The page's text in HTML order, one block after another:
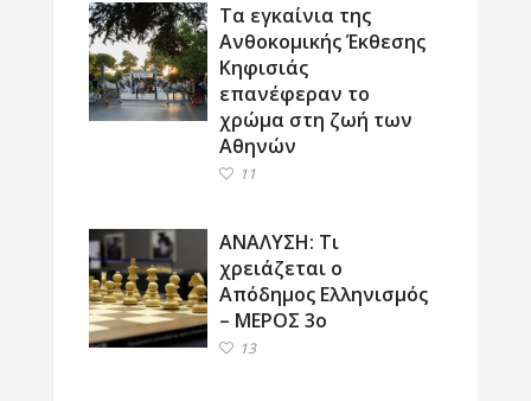
Τα εγκαίνια της
Ανθοκομικής Έκθεσης
Κηφισιάς
επανέφεραν το
χρώμα στη ζωή των
Αθηνών
11
ΑΝΑΛΥΣΗ: Τι
χρειάζεται ο
Απόδημος Ελληνισμός
– ΜΕΡΟΣ 3ο
13